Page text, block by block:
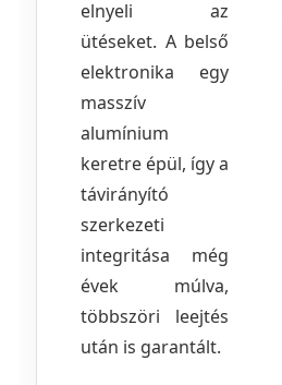
elnyeli az
ütéseket. A belső
elektronika egy
masszív
alumínium
keretre épül, így a
távirányító
szerkezeti
integritása még
évek múlva,
többszöri leejtés
után is garantált.